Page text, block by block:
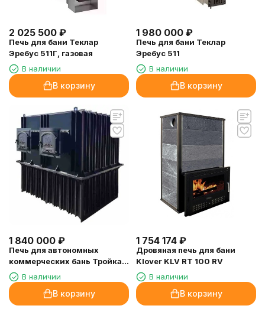
2 025 500 ₽
Печь для бани Теклар
Эребус 511Г, газовая
В наличии
В корзину
1 980 000 ₽
Печь для бани Теклар
Эребус 511
В наличии
В корзину
1 840 000 ₽
Печь для автономных
коммерческих бань Тройка
"Севастополь"-200
В наличии
В корзину
1 754 174 ₽
Дровяная печь для бани
Klover KLV RT 100 RV
В наличии
В корзину